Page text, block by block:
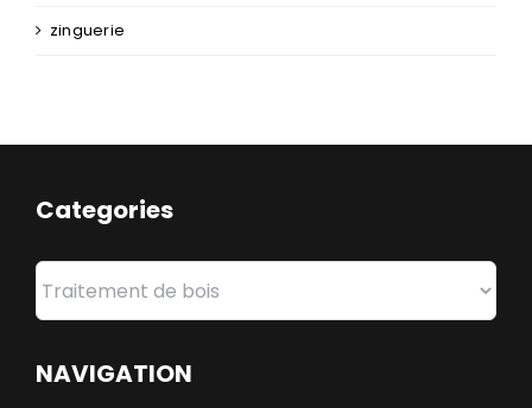
zinguerie
Categories
Categories
NAVIGATION